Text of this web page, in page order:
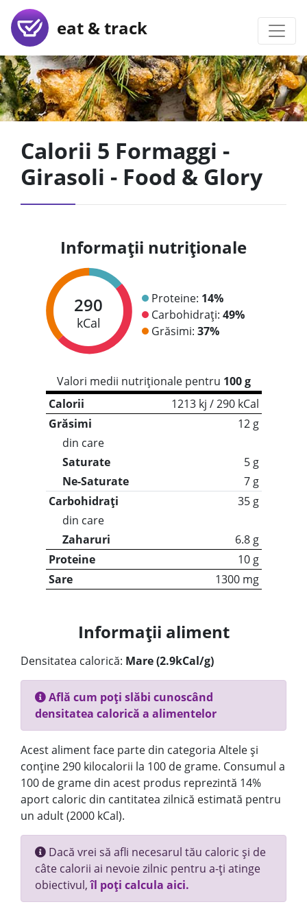
eat & track
Calorii 5 Formaggi -
Girasoli - Food & Glory
Informații nutriționale
290
kCal
Proteine: 14%
Carbohidrați: 49%
Grăsimi: 37%
Valori medii nutriționale pentru 100 g
Calorii
1213 kj / 290 kCal
Grăsimi
12 g
din care
Saturate
5 g
Ne-Saturate
7 g
Carbohidrați
35 g
din care
Zaharuri
6.8 g
Proteine
10 g
Sare
1300 mg
Informații aliment
Densitatea calorică: Mare (2.9kCal/g)
Află cum poți slăbi cunoscând
densitatea calorică a alimentelor
Acest aliment face parte din categoria Altele și
conține 290 kilocalorii la 100 de grame. Consumul a
100 de grame din acest produs reprezintă 14%
aport caloric din cantitatea zilnică estimată pentru
un adult (2000 kCal).
Dacă vrei să afli necesarul tău caloric și de
câte calorii ai nevoie zilnic pentru a-ți atinge
obiectivul,îl poți calcula aici.